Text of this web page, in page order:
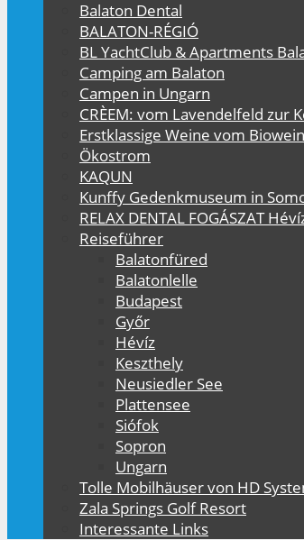
Balaton Dental
BALATON-RÉGIÓ
BL YachtClub & Apartments
Camping am Balaton
Campen in Ungarn
CRÈEM: vom Lavendelfeld zur
Erstklassige Weine vom
Ökostrom
KAQUN
Kunffy Gedenkmuseum in
RELAX DENTAL FOGÁSZAT
Reiseführer
Balatonfüred
Balatonlelle
Budapest
Győr
Hévíz
Keszthely
Neusiedler See
Plattensee
Siófok
Sopron
Ungarn
Tolle Mobilhäuser von HD
Zala Springs Golf Resort
Interessante Links